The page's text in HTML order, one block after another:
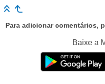
Para adicionar comentários,
Baixe a